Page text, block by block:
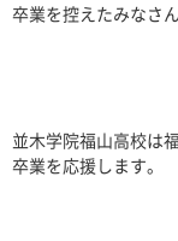
卒業を控えたみなさ
並木学院福山高校は
卒業を応援します。